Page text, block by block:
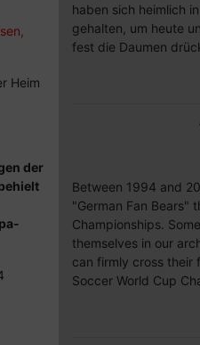
Heim
der
haben sich heimlich
gehalten, um heute
fest die Daumen
Between 1994 and
"German Fan Bears"
Championships.
themselves in our
can firmly cross their
Soccer World Cup